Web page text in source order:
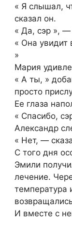
« Я слышал,
сказал он.
« Да, сэр », —
« Она увидит
»
Мария
« А ты, »
просто
Ее глаза
« Спасибо,
Александр
« Нет, —
С того дня
Эмили
лечение.
температура
И вместе с